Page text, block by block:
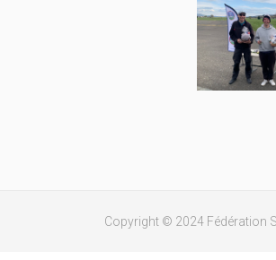
Copyright © 2024 Fédération